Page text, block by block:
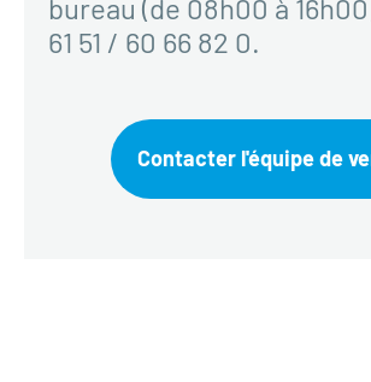
bureau (de 08h00 à
61 51 / 60 66 82 0.
Contacter l'équipe de